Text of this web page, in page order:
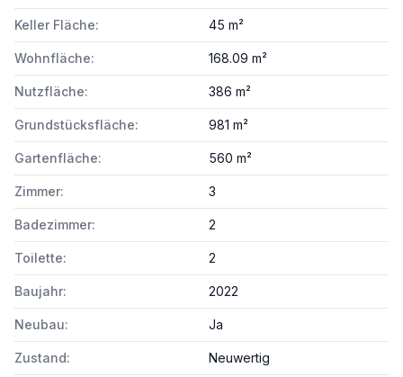
Keller Fläche: 45 m²
Wohnfläche: 168.09 m²
Nutzfläche: 386 m²
Grundstücksfläche: 981 m²
Gartenfläche: 560 m²
Zimmer: 3
Badezimmer: 2
Toilette: 2
Baujahr: 2022
Neubau: Ja
Zustand: Neuwertig